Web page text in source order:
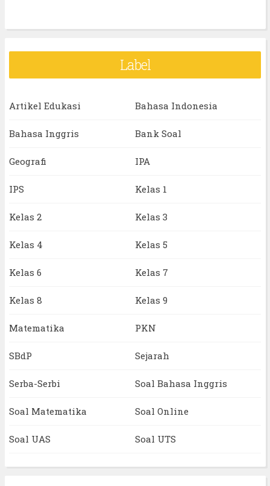
Label
Artikel Edukasi Bahasa Indonesia
Bahasa Inggris Bank Soal
Geografi IPA
IPS Kelas 1
Kelas 2 Kelas 3
Kelas 4 Kelas 5
Kelas 6 Kelas 7
Kelas 8 Kelas 9
Matematika PKN
SBdP Sejarah
Serba-Serbi Soal Bahasa Inggris
Soal Matematika Soal Online
Soal UAS Soal UTS